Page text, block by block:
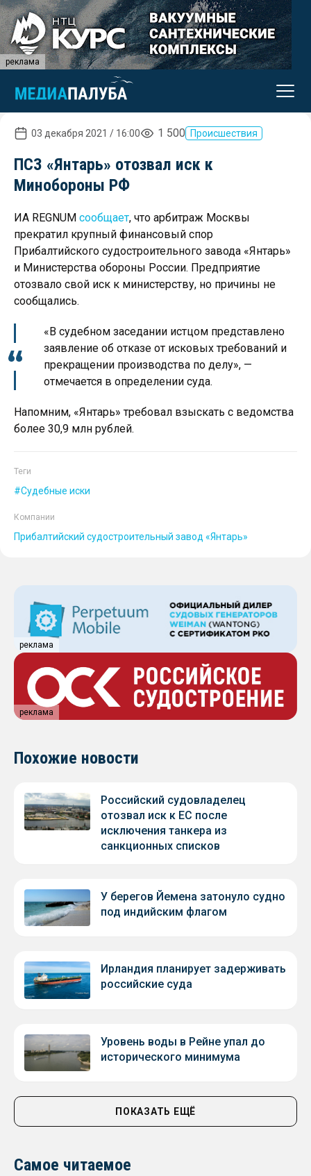
реклама
03 декабря 2021 / 16:00 1 500 Происшествия
ПСЗ «Янтарь» отозвал иск к
Минобороны РФ
ИА REGNUM сообщает, что арбитраж Москвы
прекратил крупный финансовый спор
Прибалтийского судостроительного завода «Янтарь»
и Министерства обороны России. Предприятие
отозвало свой иск к министерству, но причины не
сообщались.
«В судебном заседании истцом представлено
заявление об отказе от исковых требований и
прекращении производства по делу», —
отмечается в определении суда.
Напомним, «Янтарь» требовал взыскать с ведомства
более 30,9 млн рублей.
Теги
Судебные иски
Компании
Прибалтийский судостроительный завод «Янтарь»
реклама
реклама
Похожие новости
Российский судовладелец
отозвал иск к ЕС после
исключения танкера из
санкционных списков
У берегов Йемена затонуло судно
под индийским флагом
Ирландия планирует задерживать
российские суда
Уровень воды в Рейне упал до
исторического минимума
ПОКАЗАТЬ ЕЩЁ
Самое читаемое